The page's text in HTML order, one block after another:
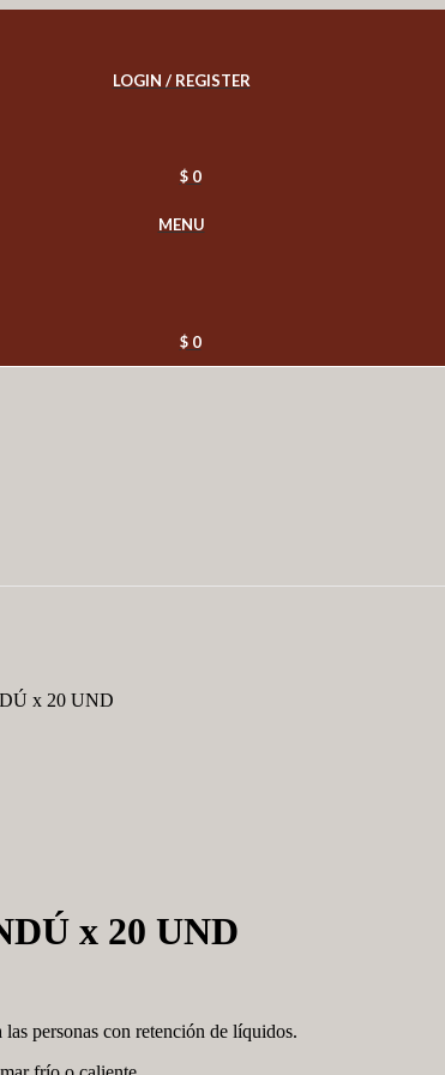
LOGIN / REGISTER
$0
MENU
$0
x 20 UND
x 20 UND
personas con retención de líquidos.